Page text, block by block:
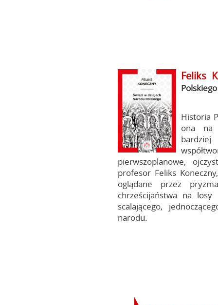
Feliks
Polskiego
Historia
ona na
pierwszoplanowe,
profesor Feliks
oglądane przez
chrześcijaństwa na
scalającego,
narodu.